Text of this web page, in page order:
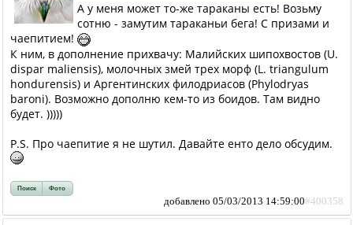
А у меня может то-же тараканы есть! Возьму
сотню - замутим тараканьи бега! С призами и
чаепитием!
К ним, в дополнение прихвачу: Малийских шипохвостов (U.
dispar maliensis), молочных змей трех морф (L. triangulum
hondurensis) и Аргентинских филодриасов (Phylodryas
baroni). Возможно дополню кем-то из боидов. Там видно
будет. )))))
P.S. Про чаепитие я не шутил. Давайте енто дело обсудим.
Поиск Фото
добавлено 05/03/2013 14:59:00#400358